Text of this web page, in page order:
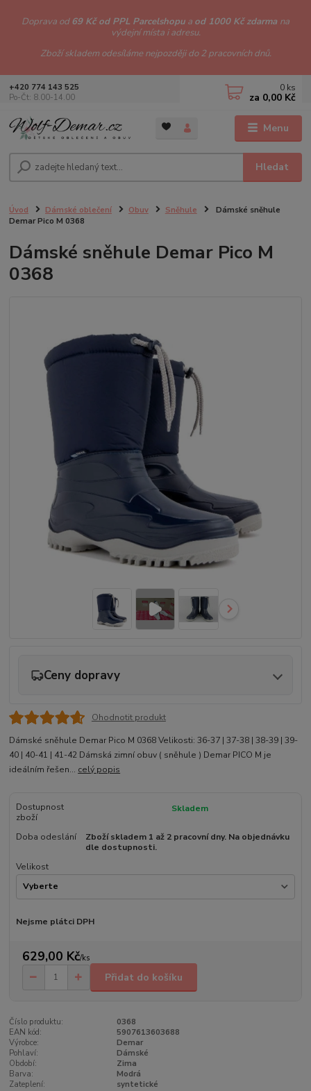
Doprava od69 Kč od PPL Parcelshopu a od 1000 Kč zdarma na
výdejní místa i adresu.
Zboží skladem odesíláme nejpozději do 2 pracovních dnů.
Menu
Hledat
+420 774 143 525
Po-Čt: 8.00-14.00
0 ks
za 0,00 Kč
Úvod Dámské oblečení Obuv Sněhule
Dámské sněhule
Demar Pico M 0368
Dámské sněhule Demar Pico M
0368
Ceny dopravy
Ohodnotit produkt
Dámské sněhule Demar Pico M 0368 Velikosti: 36-37 | 37-38 | 38-39 | 39-
40 | 40-41 | 41-42 Dámská zimní obuv ( sněhule ) Demar PICO M je
ideálním řešen... celý popis
Dostupnost
zboží
Skladem
Doba odeslání
Zboží skladem 1 až 2 pracovní dny. Na objednávku
dle dostupnosti.
Velikost
Nejsme plátci DPH
629,00 Kč/ks
Přidat do košíku
Číslo produktu:
0368
EAN kód:
5907613603688
Výrobce:
Demar
Pohlaví:
Dámské
Období:
Zima
Barva:
Modrá
Zateplení:
syntetické